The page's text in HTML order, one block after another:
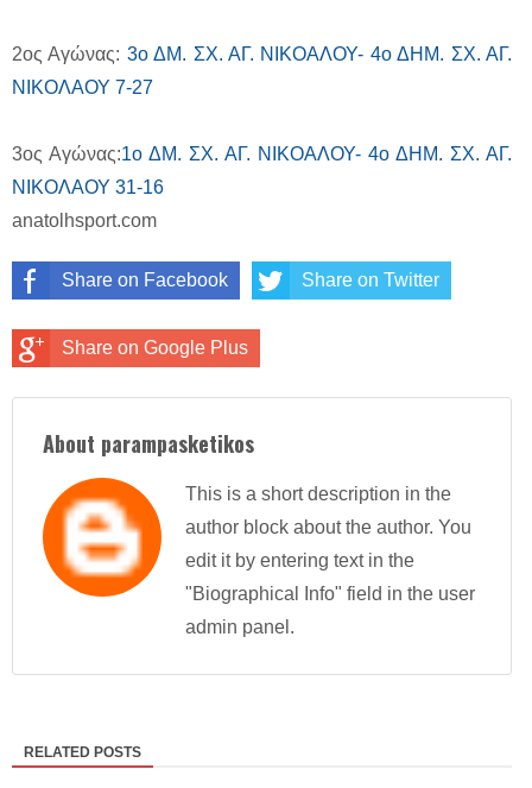
2ος Αγώνας: 3ο ΔΜ. ΣΧ. ΑΓ. ΝΙΚΟΑΛΟΥ- 4ο ΔΗΜ. ΣΧ. ΑΓ.
ΝΙΚΟΛΑΟΥ 7-27
3ος Αγώνας:1ο ΔΜ. ΣΧ. ΑΓ. ΝΙΚΟΑΛΟΥ- 4ο ΔΗΜ. ΣΧ. ΑΓ.
ΝΙΚΟΛΑΟΥ 31-16
anatolhsport.com
Share on Facebook Share on Twitter
Share on Google Plus
About parampasketikos
This is a short description in the
author block about the author. You
edit it by entering text in the
"Biographical Info" field in the user
admin panel.
RELATED POSTS